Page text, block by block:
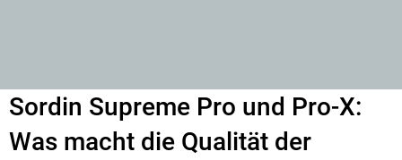
Sordin Supreme Pro und Pro-X:
Was macht die Qualität der